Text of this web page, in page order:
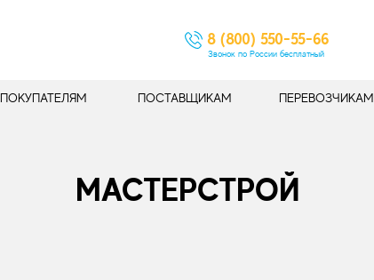
8 (800) 550-55-66
Звонок по России бесплатный
ПОКУПАТЕЛЯМ ПОСТАВЩИКАМ ПЕРЕВОЗЧИКАМ
МАСТЕРСТРОЙ